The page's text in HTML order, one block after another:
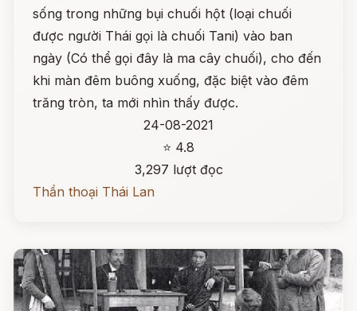
sống trong những bụi chuối hột (loại chuối
được người Thái gọi là chuối Tani) vào ban
ngày (Có thể gọi đây là ma cây chuối), cho đến
khi màn đêm buông xuống, đặc biệt vào đêm
trăng tròn, ta mới nhìn thấy được.
24-08-2021
⭐ 4.8
3,297 lượt đọc
Thần thoại Thái Lan